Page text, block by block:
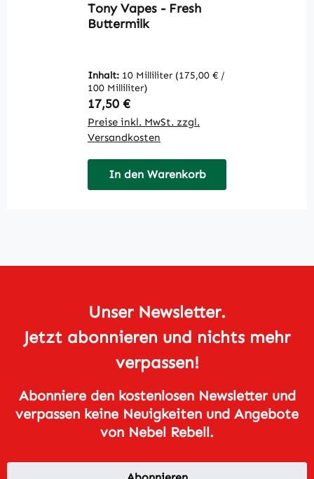
Tony Vapes - Fresh
Buttermilk
Inhalt: 10 Milliliter (175,00 € /
100 Milliliter)
Regulärer Preis:
17,50 €
Preise inkl. MwSt. zzgl.
Versandkosten
In den Warenkorb
Unser Newsletter.
Jetzt abonnieren und nichts mehr
verpassen!
Abonniere den kostenlosen Newsletter und
verpassen keine Neuigkeiten und Angebote
von Nebel Rebell.